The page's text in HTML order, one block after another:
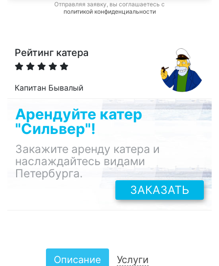
Отправляя заявку, вы соглашаетесь с
политикой конфиденциальности
Рейтинг катера
Капитан Бывалый
Арендуйте катер
"Сильвер"!
Закажите аренду катера и
наслаждайтесь видами
Петербурга.
ЗАКАЗАТЬ
Описание Услуги